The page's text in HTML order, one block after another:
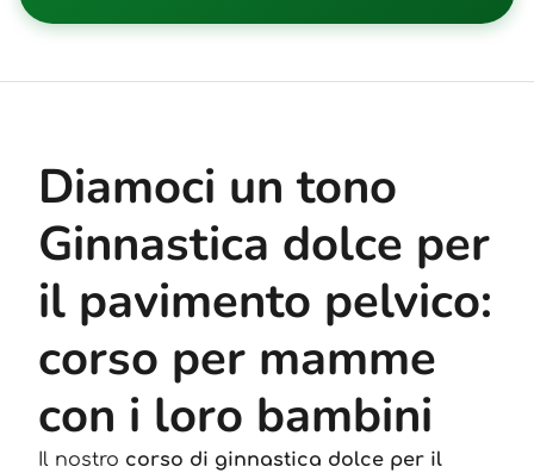
Diamoci un tono
Ginnastica dolce per
il pavimento pelvico:
corso per mamme
con i loro bambini
Il nostro corso di ginnastica dolce per il